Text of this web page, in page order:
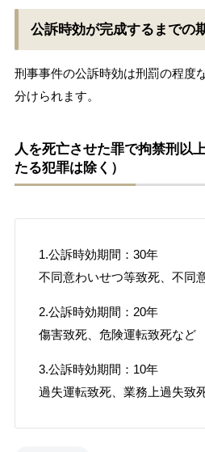
公訴時効が完成するまでの
刑事事件の公訴時効は刑罰の程度
分けられます。
人を死亡させた罪で拘禁刑以
たる犯罪は除く）
1.公訴時効期間：30年
不同意わいせつ等致死、不同
2.公訴時効期間：20年
傷害致死、危険運転致死など
3.公訴時効期間：10年
過失運転致死、業務上過失致